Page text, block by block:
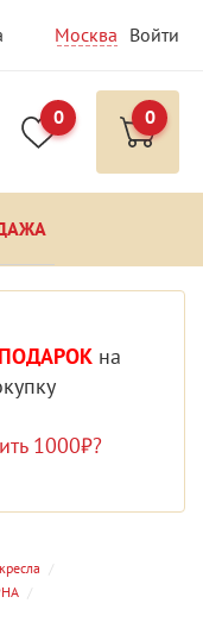
Москва Войти
0 0
ПОДАРОК на
1000₽?